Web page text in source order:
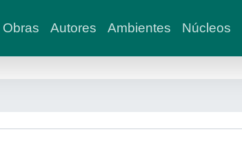
Obras Autores Ambientes Núcleos